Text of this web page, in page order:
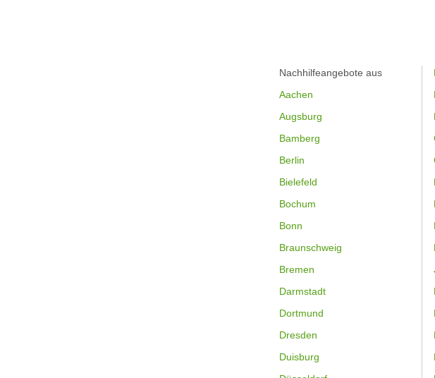
Nachhilfeangebote aus
Aachen
Augsburg
Bamberg
Berlin
Bielefeld
Bochum
Bonn
Braunschweig
Bremen
Darmstadt
Dortmund
Dresden
Duisburg